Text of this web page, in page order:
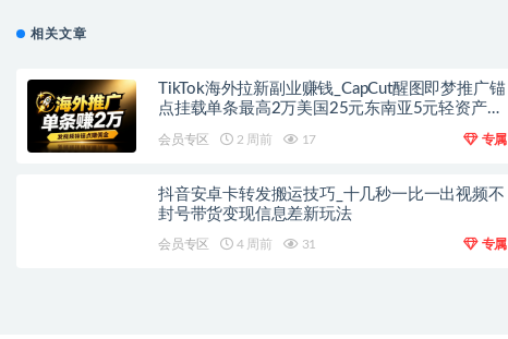
相关文章
TikTok海外拉新副业赚钱_CapCut醒图即梦推广锚
点挂载单条最高2万美国25元东南亚5元轻资产上
会员专区 2 周前 17 专属
抖音安卓卡转发搬运技巧_十几秒一比一出视频不
封号带货变现信息差新玩法
会员专区 4 周前 31 专属